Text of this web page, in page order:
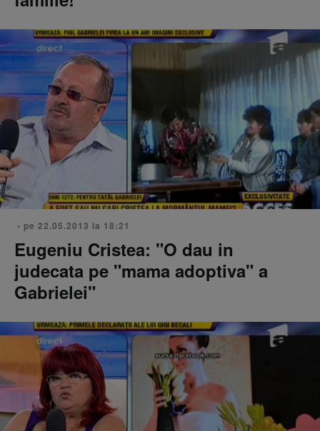
• pe 22.05.2013 la 18:21
Eugeniu Cristea: "O dau in
judecata pe "mama adoptiva" a
Gabrielei"